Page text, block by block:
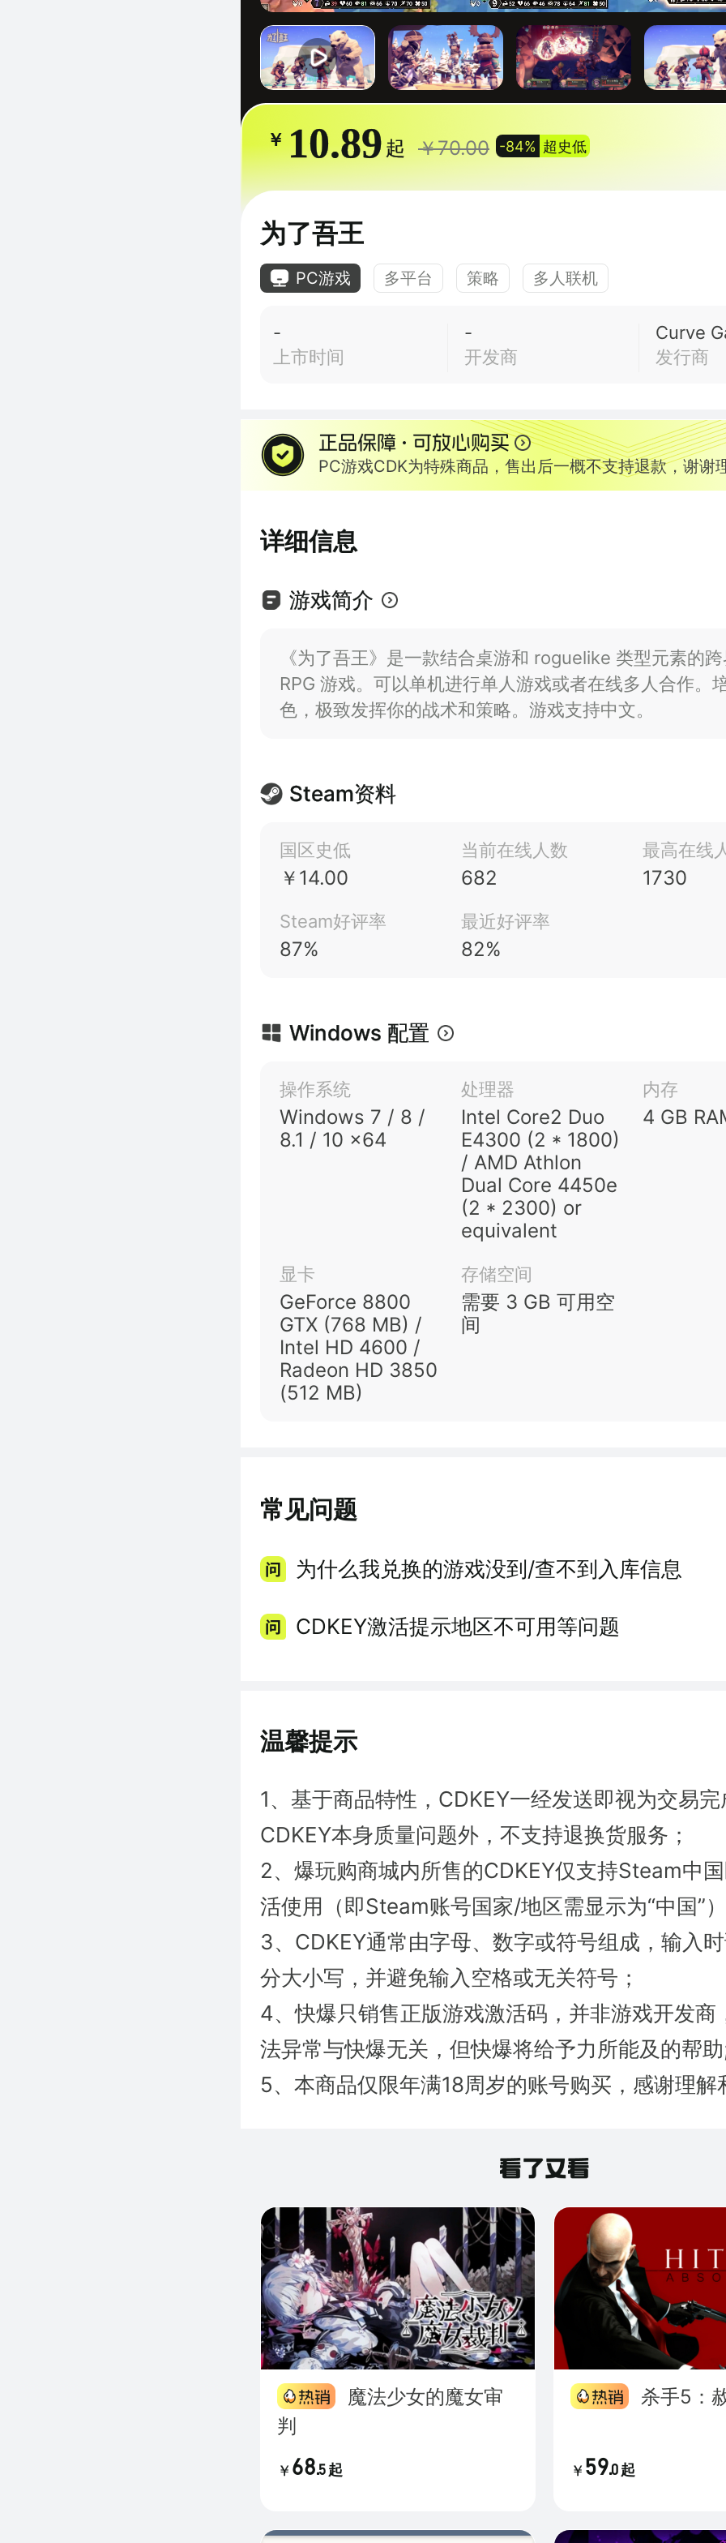
￥ 10.89 起 ￥70.00 -84% 超史低
为了吾王
PC游戏 多平台 策略 多人联机
-
上市时间
-
开发商
Curve
发行商
PC游戏CDK为特殊商品，售出后一概不支持退款，谢谢
详细信息
游戏简介
《为了吾王》是一款结合桌游和 roguelike 类型元素的
RPG 游戏。可以单机进行单人游戏或者在线多人合作。
色，极致发挥你的战术和策略。游戏支持中文。
Steam资料
国区史低
￥14.00
当前在线人数
682
最高在线
1730
Steam好评率
87%
最近好评率
82%
Windows 配置
操作系统
Windows 7 / 8 /
8.1 / 10 x64
处理器
Intel Core2 Duo
E4300 (2 * 1800)
/ AMD Athlon
Dual Core 4450e
(2 * 2300) or
equivalent
内存
4 GB
显卡
GeForce 8800
GTX (768 MB) /
Intel HD 4600 /
Radeon HD 3850
(512 MB)
存储空间
需要 3 GB 可用空
间
常见问题
为什么我兑换的游戏没到/查不到入库信息
CDKEY激活提示地区不可用等问题
温馨提示
1、基于商品特性，CDKEY一经发送即视为交易
CDKEY本身质量问题外，不支持退换货服务；
2、爆玩购商城内所售的CDKEY仅支持Steam中
活使用（即Steam账号国家/地区需显示为“中国”
3、CDKEY通常由字母、数字或符号组成，输入
分大小写，并避免输入空格或无关符号；
4、快爆只销售正版游戏激活码，并非游戏开发商
法异常与快爆无关，但快爆将给予力所能及的帮
5、本商品仅限年满18周岁的账号购买，感谢理解
判
￥ 68.5 起
杀手5：
￥ 59.0 起